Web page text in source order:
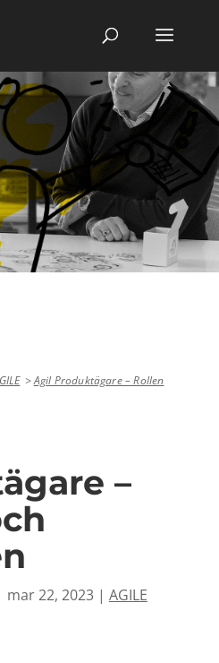
Agil Produktägare – Rollen
–
mar 22, 2023| AGILE